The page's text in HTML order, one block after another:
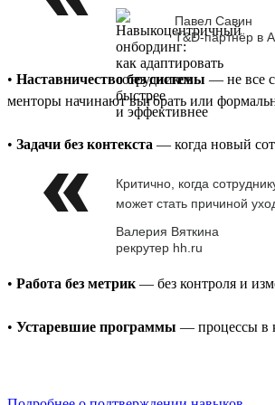
Павел Савин
T&D-партнёр в
• Наставничество без системы — не все
менторы начинают выгорать или
• Задачи без контекста — когда новый
Критично, когда
может стать причиной
Валерия Вяткина
рекрутер hh.ru
• Работа без метрик — без контроля и
• Устаревшие программы — процессы в